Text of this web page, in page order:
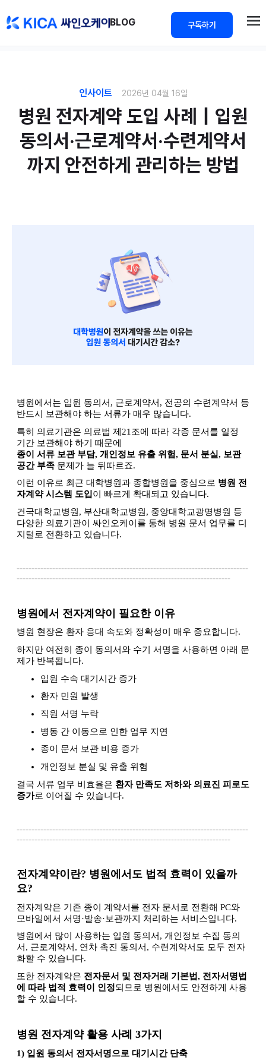
BLOG
구독하기
인사이트 2026년 04월 16일
병원 전자계약 도입 사례｜입원
동의서·근로계약서·수련계약서
까지 안전하게 관리하는 방법